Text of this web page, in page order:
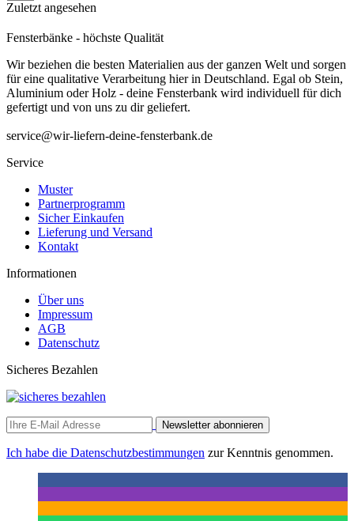
Zuletzt angesehen
Fensterbänke - höchste Qualität
Wir beziehen die besten Materialien aus der ganzen Welt und sorgen
für eine qualitative Verarbeitung hier in Deutschland. Egal ob Stein,
Aluminium oder Holz - deine Fensterbank wird individuell für dich
gefertigt und von uns zu dir geliefert.
service@wir-liefern-deine-fensterbank.de
Service
Muster
Partnerprogramm
Sicher Einkaufen
Lieferung und Versand
Kontakt
Informationen
Über uns
Impressum
AGB
Datenschutz
Sicheres Bezahlen
Newsletter abonnieren
Ich habe die Datenschutzbestimmungen zur Kenntnis genommen.